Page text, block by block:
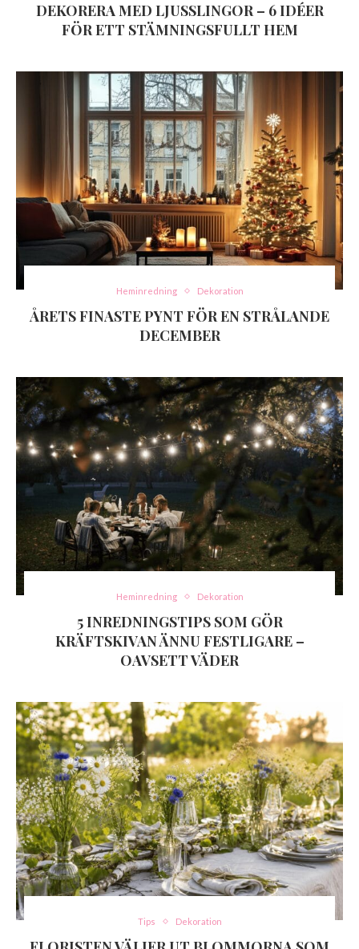
DEKORERA MED LJUSSLINGOR – 6 IDÉER
FÖR ETT STÄMNINGSFULLT HEM
Heminredning Dekoration
ÅRETS FINASTE PYNT FÖR EN STRÅLANDE
DECEMBER
Heminredning Dekoration
5 INREDNINGSTIPS SOM GÖR
KRÄFTSKIVAN ÄNNU FESTLIGARE –
OAVSETT VÄDER
Tips Dekoration